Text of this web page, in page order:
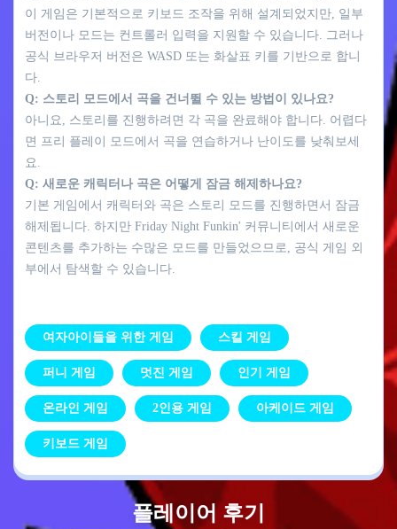
이 게임은 기본적으로 키보드 조작을 위해 설계되었지만, 일부
버전이나 모드는 컨트롤러 입력을 지원할 수 있습니다. 그러나
공식 브라우저 버전은 WASD 또는 화살표 키를 기반으로 합니
다.
Q: 스토리 모드에서 곡을 건너뛸 수 있는 방법이 있나요?
아니요, 스토리를 진행하려면 각 곡을 완료해야 합니다. 어렵다
면 프리 플레이 모드에서 곡을 연습하거나 난이도를 낮춰보세
요.
Q: 새로운 캐릭터나 곡은 어떻게 잠금 해제하나요?
기본 게임에서 캐릭터와 곡은 스토리 모드를 진행하면서 잠금
해제됩니다. 하지만 Friday Night Funkin' 커뮤니티에서 새로운
콘텐츠를 추가하는 수많은 모드를 만들었으므로, 공식 게임 외
부에서 탐색할 수 있습니다.
여자아이들을 위한 게임 스킬 게임
퍼니 게임 멋진 게임 인기 게임
온라인 게임 2인용 게임 아케이드 게임
키보드 게임
플레이어 후기